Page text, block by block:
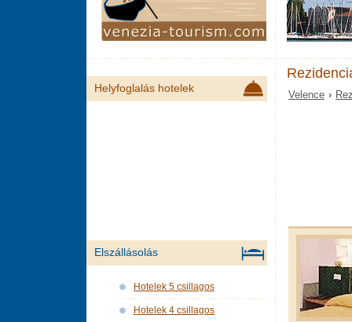
Velence ›
Helyfoglalás hotelek
Elszállásolás
Hotelek 5 csillagos
Hotelek 4 csillagos